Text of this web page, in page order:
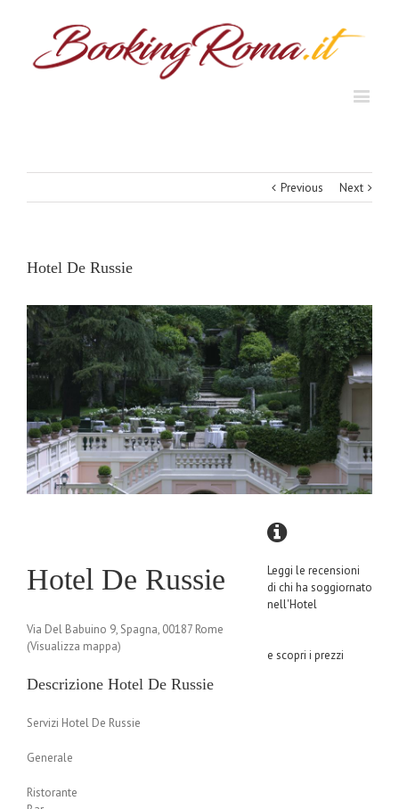
Previous Next
Hotel De Russie
View
Larger
Image
Leggi le recensioni
di chi ha soggiornato
nell'Hotel
e scopri i prezzi
Hotel De Russie
Via Del Babuino 9, Spagna, 00187 Rome
(Visualizza mappa)
Descrizione Hotel De Russie
Servizi Hotel De Russie
Generale
Ristorante